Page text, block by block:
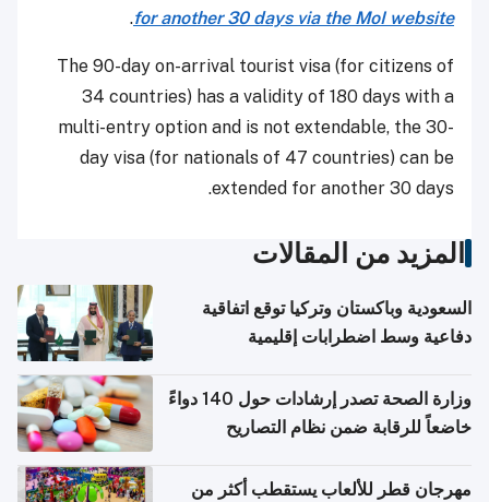
for another 30 days via the MoI website
.
The 90-day on-arrival tourist visa (for citizens of
34 countries) has a validity of 180 days with a
multi-entry option and is not extendable, the 30-
day visa (for nationals of 47 countries) can be
extended for another 30 days.
المزيد من المقالات
السعودية وباكستان وتركيا توقع اتفاقية
دفاعية وسط اضطرابات إقليمية
وزارة الصحة تصدر إرشادات حول 140 دواءً
خاضعاً للرقابة ضمن نظام التصاريح
مهرجان قطر للألعاب يستقطب أكثر من